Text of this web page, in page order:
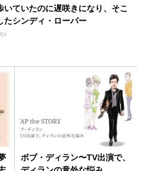
いていたのに遅咲きになり、そこ
たシンディ・ローパー
ボブ・ディラン〜TV出演で、